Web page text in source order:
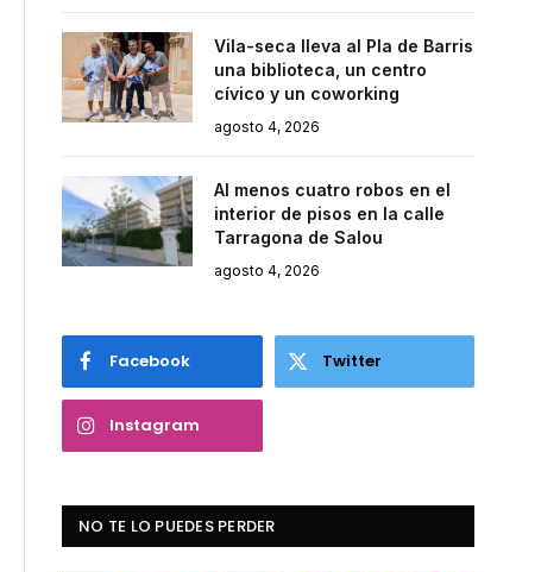
Vila-seca lleva al Pla de Barris
una biblioteca, un centro
cívico y un coworking
agosto 4, 2026
Al menos cuatro robos en el
interior de pisos en la calle
Tarragona de Salou
agosto 4, 2026
Facebook Twitter
Instagram
NO TE LO PUEDES PERDER